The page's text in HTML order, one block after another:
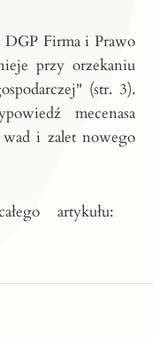
Firma i Prawo
przy orzekaniu
(str. 3).
mecenasa
wad i zalet nowego
artykułu: